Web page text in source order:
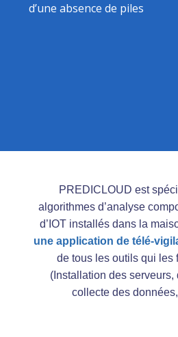
d’une absence de piles
PREDICLOUD est
algorithmes d’analyse
d’IOT installés dans la
une application de télé-
de tous les outils qui les
(Installation des serveurs,
collecte des